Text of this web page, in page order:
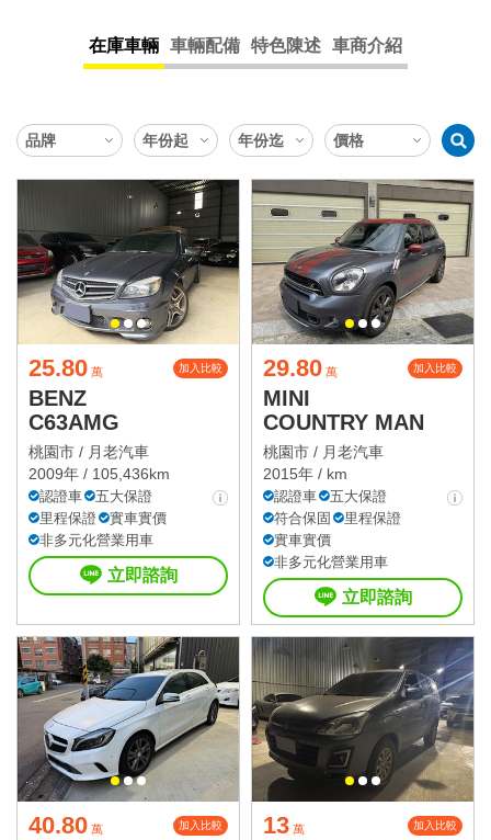
在庫車輛 車輛配備 特色陳述 車商介紹
25.80 萬 加入比較
BENZ
C63AMG
桃園市 / 月老汽車
2009年 / 105,436km
認證車
五大保證
里程保證
實車實價
非多元化營業用車
立即諮詢
29.80 萬 加入比較
MINI
COUNTRY MAN
桃園市 / 月老汽車
2015年 / km
認證車
五大保證
符合保固
里程保證
實車實價
非多元化營業用車
立即諮詢
40.80 萬 加入比較 13 萬 加入比較